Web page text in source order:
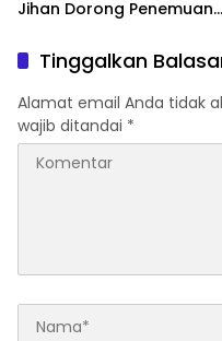
Jihan Dorong Penemuan
TuntasTinggalkan
Alamat email Anda tidak
wajib ditandai *